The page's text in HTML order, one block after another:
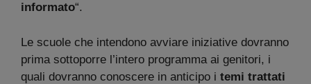
informato“.
Le scuole che intendono avviare iniziative dovranno
prima sottoporre l’intero programma ai genitori, i
quali dovranno conoscere in anticipo i temi trattati